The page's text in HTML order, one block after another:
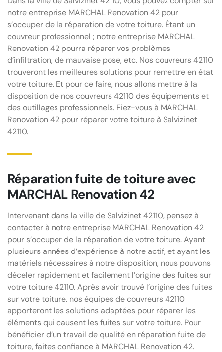
notre entreprise MARCHAL Renovation 42 pour
s’occuper de la réparation de votre toiture. Étant un
couvreur professionnel ; notre entreprise MARCHAL
Renovation 42 pourra réparer vos problèmes
d’infiltration, de mauvaise pose, etc. Nos couvreurs 42110
trouveront les meilleures solutions pour remettre en état
votre toiture. Et pour ce faire, nous allons mettre à la
disposition de nos couvreurs 42110 des équipements et
des outillages professionnels. Fiez-vous à MARCHAL
Renovation 42 pour réparer votre toiture à Salvizinet
42110.
Réparation fuite de toiture avec
MARCHAL Renovation 42
Intervenant dans la ville de Salvizinet 42110, pensez à
contacter à notre entreprise MARCHAL Renovation 42
pour s’occuper de la réparation de votre toiture. Ayant
plusieurs années d’expérience à notre actif, et ayant les
matériels nécessaires à notre disposition, nous pouvons
déceler rapidement et facilement l’origine des fuites sur
votre toiture 42110. Après avoir trouvé l’origine des fuites
sur votre toiture, nos équipes de couvreurs 42110
apporteront les solutions adaptées pour réparer les
éléments qui causent les fuites sur votre toiture. Pour
bénéficier d’un travail de qualité en réparation fuite de
toiture, faites confiance à MARCHAL Renovation 42.